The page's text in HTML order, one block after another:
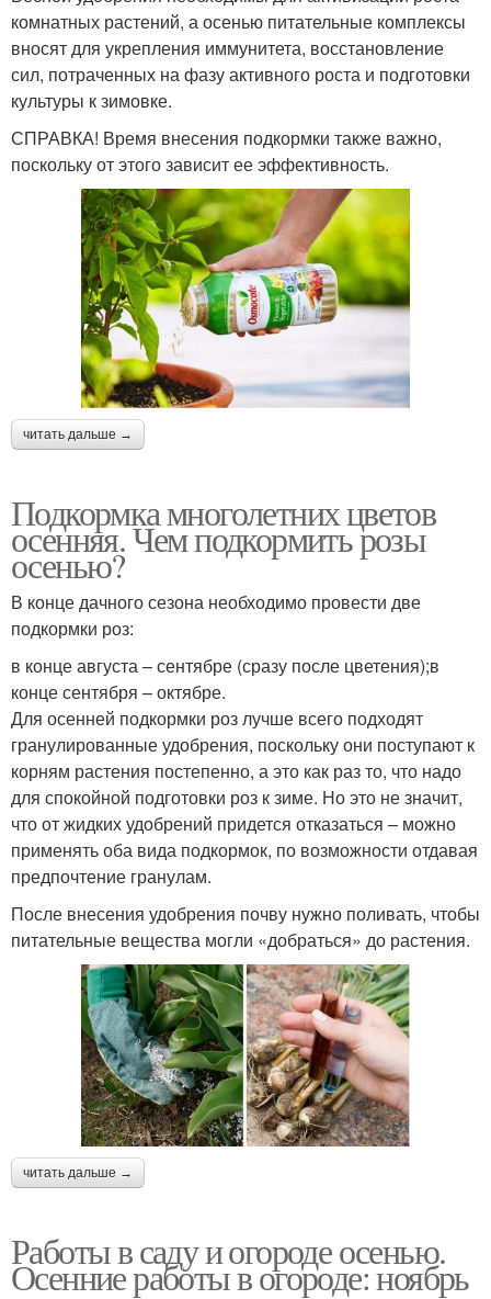
комнатных растений, а осенью питательные комплексы
вносят для укрепления иммунитета, восстановление
сил, потраченных на фазу активного роста и подготовки
культуры к зимовке.
СПРАВКА! Время внесения подкормки также важно,
поскольку от этого зависит ее эффективность.
читать дальше →
Подкормка многолетних цветов
осенняя. Чем подкормить розы
осенью?
В конце дачного сезона необходимо провести две
подкормки роз:
в конце августа – сентябре (сразу после цветения);в
конце сентября – октябре.
Для осенней подкормки роз лучше всего подходят
гранулированные удобрения, поскольку они поступают к
корням растения постепенно, а это как раз то, что надо
для спокойной подготовки роз к зиме. Но это не значит,
что от жидких удобрений придется отказаться – можно
применять оба вида подкормок, по возможности отдавая
предпочтение гранулам.
После внесения удобрения почву нужно поливать, чтобы
питательные вещества могли «добраться» до растения.
читать дальше →
Работы в саду и огороде осенью.
Осенние работы в огороде: ноябрь